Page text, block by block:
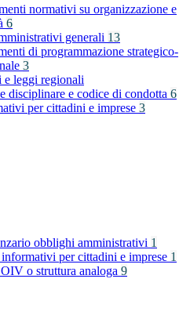
normativi su organizzazione e
6
generali 13
di programmazione strategico-
3
e leggi regionali
disciplinare e codice di condotta 6
per cittadini e imprese 3
obblighi amministrativi 1
per cittadini e imprese 1
o struttura analoga 9